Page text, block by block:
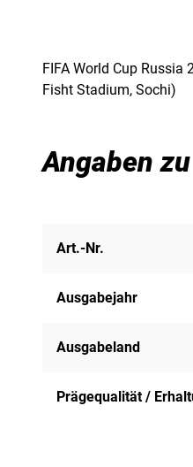
FIFA World Cup
Fisht Stadium, Sochi)
Angaben
Art.-Nr.
Ausgabejahr
Ausgabeland
Prägequalität /